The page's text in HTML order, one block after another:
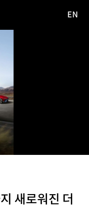
EN
새로워진 더